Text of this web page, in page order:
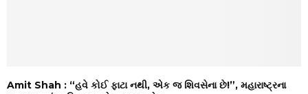
Amit Shah : “હવે કોઈ ફાટા નથી, એક જ શિવસેના છે!”, મહારાષ્ટ્રના